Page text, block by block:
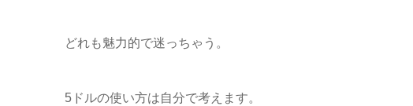
どれも魅力的で迷っちゃう。
5ドルの使い方は自分で考えます。